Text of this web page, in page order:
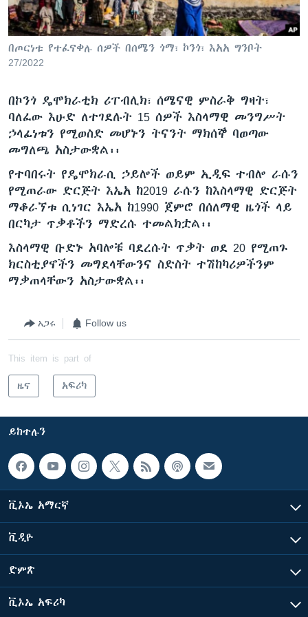
ቋንቋዎች
በጦርነቱ የተፈናቀሉ ሰዎች በሰሜን ጎማ፣ ኮንጎ፣ እአአ ግንቦት
27/2022
በኮንጎ ዴሞክራቲክ ሪፐብሊክ፣ ሰሜናዊ ምስራቅ ግዛት፣
ባለፈው እሁድ ለተገደሉት 15 ሰዎች እስላማዊ መንግሥት
ኃላፊነቱን የሚወስድ መሆኑን ትናንት ማክሰኞ ባወጣው
መግለጫ አስታውቋል፡፡
የተባበሩት የዴሞክራሲ ኃይሎች ወይም ኢዲፍ ተብሎ ራሱን
የሚጠራው ድርጅት እኤአ ከ2019 ራሱን ከእስላማዊ ድርጅት
ማቆራኘቱ ሲነገር እኤአ ከ1990 ጀምሮ በሰለማዊ ዜጎች ላይ
በርካታ ጥቃቶችን ማድረሱ ተመልክቷል፡፡
እስላማዊ ቡድኑ አባሎቹ ባደረሱት ጥቃት ወደ 20 የሚጠጉ
ክርስቲያኖችን መግደላቸውንና ስድስት ተሽከካሪዎችንም
ማቃጠላቸውን አስታውቋል፡፡
አጋሩ Follow us
This item is part of
ዜና አፍሪካ
ይከተሉን
ቪኦኤ አማርኛ
ቪዲዮ
ድምጽ
ቪኦኤ አፍሪካ